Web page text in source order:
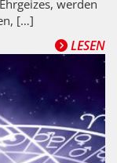
werden
[…]
LESEN